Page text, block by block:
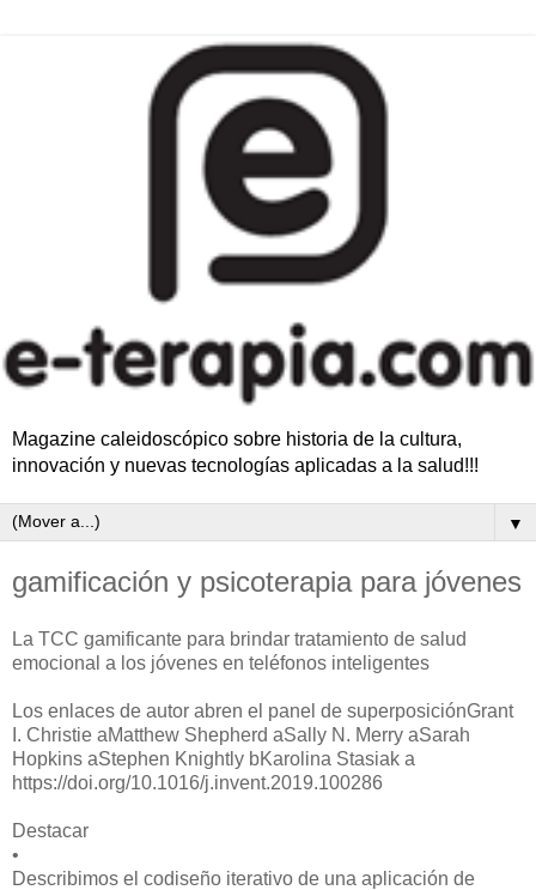
Magazine caleidoscópico sobre historia de la cultura,
innovación y nuevas tecnologías aplicadas a la salud!!!
▼
gamificación y psicoterapia para jóvenes
La TCC gamificante para brindar tratamiento de salud
emocional a los jóvenes en teléfonos inteligentes
Los enlaces de autor abren el panel de superposiciónGrant
I. Christie aMatthew Shepherd aSally N. Merry aSarah
Hopkins aStephen Knightly bKarolina Stasiak a
https://doi.org/10.1016/j.invent.2019.100286
Destacar
•
Describimos el codiseño iterativo de una aplicación de